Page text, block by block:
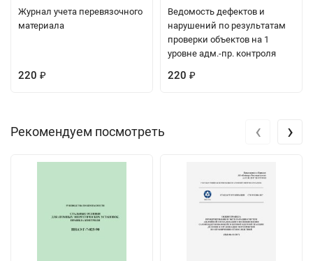
Журнал учета перевязочного
материала
220 ₽
Ведомость дефектов и
нарушений по результатам
проверки объектов на 1
уровне адм.-пр. контроля
220 ₽
Рекомендуем посмотреть ‹ ›